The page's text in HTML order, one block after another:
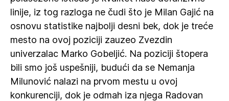
linije, iz tog razloga ne čudi što je Milan Gajić na
osnovu statistike najbolji desni bek, dok je treće
mesto na ovoj poziciji zauzeo Zvezdin
univerzalac Marko Gobeljić. Na poziciji štopera
bili smo još uspešniji, budući da se Nemanja
Milunović nalazi na prvom mestu u ovoj
konkurenciji, dok je odmah iza njega Radovan